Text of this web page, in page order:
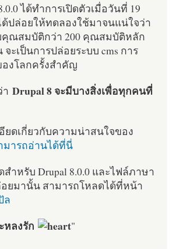
ได้ทำการเปิดตัวเมื่อวันที่ 19
ด้ปล่อยให้ทดลองใช้มาจนแน่ใจว่า
ณสมบัติกว่า 200 คุณสมบัติหลัก
ะเป็นการปล่อยระบบ cms การ
งโลกครั้งสำคัญ
Drupal 8 จะมีบางสิ่งเพื่อทุกคนที่
ยดเกี่ยวกับความน่าสนใจของ
มารถอ่านได้ที่นี่
ำหรับ Drupal 8.0.0 และไฟล์ภาษา
ยมานั้น สามารถโหลดได้ที่หน้า
ล
ลงรัก "